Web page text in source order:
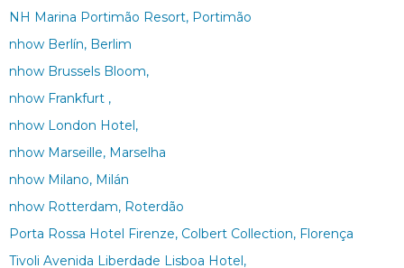
NH Marina Portimão Resort, Portimão
nhow Berlín, Berlim
nhow Brussels Bloom,
nhow Frankfurt ,
nhow London Hotel,
nhow Marseille, Marselha
nhow Milano, Milán
nhow Rotterdam, Roterdão
Porta Rossa Hotel Firenze, Colbert Collection, Florença
Tivoli Avenida Liberdade Lisboa Hotel,